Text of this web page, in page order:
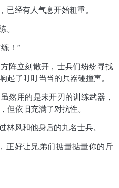
已经有人气息开始粗重。
。
！”
阵立刻散开，士兵们纷纷寻找
起了叮叮当当的兵器碰撞声。
然用的是未开刃的训练武器，
但依旧充满了对抗性。
林风和他身后的九名士兵。
正好让兄弟们掂量掂量你的斤